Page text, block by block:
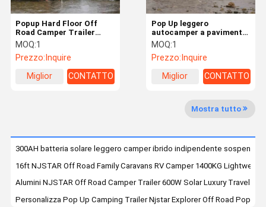
Galleria
EQUIPAMENTO
Pop Up leggero
autocamper a pavimento
rigido NJSTAR Off Grid
Travel Trailer Solar
MOQ:1
Prezzo: Inquire
Miglior
CONTATTO
Popup Hard Floor Off
Road Camper Trailer
NJSTAR EXPLORER Hard
Floor Camper
MOQ:1
Prezzo: Inquire
Miglior
CONTATTO
Mostra tutto
300AH batteria solare leggero camper ibrido indipendente
16ft NJSTAR Off Road Family Caravans RV Camper 1400KG
Alumini NJSTAR Off Road Camper Trailer 600W Solar Luxury Travel
Personalizza Pop Up Camping Trailer Njstar Explorer Off Road Pop Up